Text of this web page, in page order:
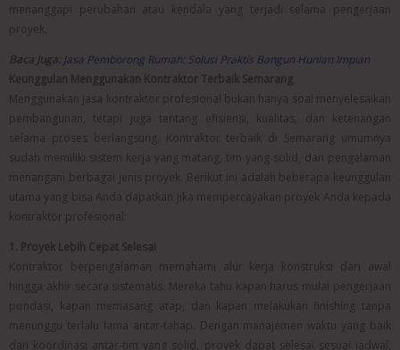
menanggapi perubahan atau kendala yang terjadi selama pengerjaan
proyek.
Baca Juga: Jasa Pemborong Rumah: Solusi Praktis Bangun Hunian Impian
Keunggulan Menggunakan Kontraktor Terbaik Semarang
Menggunakan jasa kontraktor profesional bukan hanya soal menyelesaikan
pembangunan, tetapi juga tentang efisiensi, kualitas, dan ketenangan
selama proses berlangsung. Kontraktor terbaik di Semarang umumnya
sudah memiliki sistem kerja yang matang, tim yang solid, dan pengalaman
menangani berbagai jenis proyek. Berikut ini adalah beberapa keunggulan
utama yang bisa Anda dapatkan jika mempercayakan proyek Anda kepada
kontraktor profesional:
1. Proyek Lebih Cepat Selesai
Kontraktor berpengalaman memahami alur kerja konstruksi dari awal
hingga akhir secara sistematis. Mereka tahu kapan harus mulai pengerjaan
pondasi, kapan memasang atap, dan kapan melakukan finishing tanpa
menunggu terlalu lama antar-tahap. Dengan manajemen waktu yang baik
dan koordinasi antar-tim yang solid, proyek dapat selesai sesuai jadwal,